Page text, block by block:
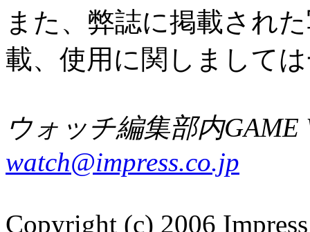
また、弊誌に掲載され
載、使用に関しまして
ウォッチ編集部内GAME
watch@impress.co.jp
Copyright (c) 2006